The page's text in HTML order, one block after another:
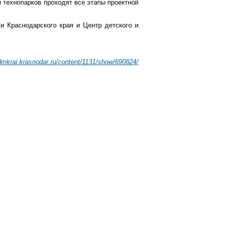
проходят все этапы проектной
Краснодарского края и Центр детского и
content/1131/show/690824/